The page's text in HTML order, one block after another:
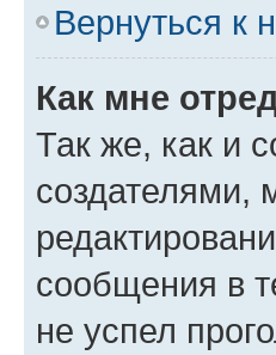
Вернуться к
Как мне
Так же, как и
создателями,
сообщения в
не успел